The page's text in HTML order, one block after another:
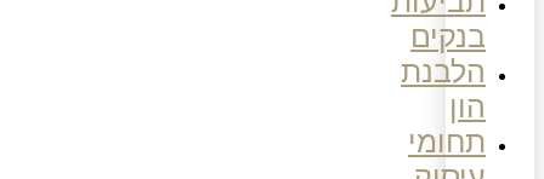
בנקים
הלבנת
הון
תחומי